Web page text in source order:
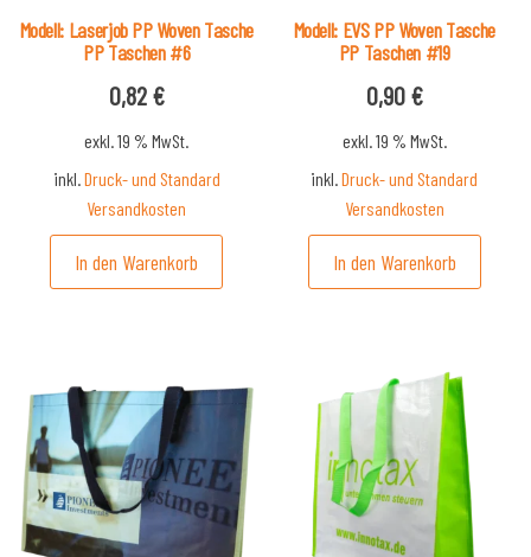
Modell: Laserjob PP Woven Tasche
PP Taschen #6
0,82€
exkl. 19 % MwSt.
inkl.Druck- und Standard
Versandkosten
In den Warenkorb
Modell: EVS PP Woven Tasche
PP Taschen #19
0,90€
exkl. 19 % MwSt.
inkl.Druck- und Standard
Versandkosten
In den Warenkorb